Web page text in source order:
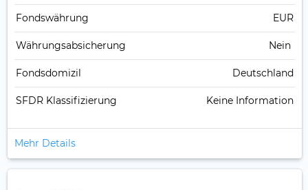
Fonds­währung EUR
Währungsabsicherung Nein
Fondsdomizil Deutschland
SFDR Klassifizierung Keine Information
Mehr Details